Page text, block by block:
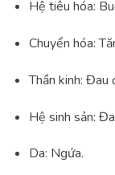
Hệ tiêu hóa:
Chuyển hóa:
Thần kinh: Đau
Hệ sinh sản:
Da: Ngứa.